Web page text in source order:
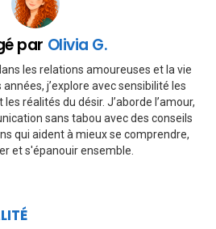
par Olivia G.
les relations amoureuses et la vie
j’explore avec sensibilité les
réalités du désir. J’aborde l’amour,
sans tabou avec des conseils
qui aident à mieux se comprendre,
et s'épanouir ensemble.